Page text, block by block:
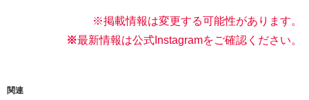
※掲載情報は変更する可能性があります。
※最新情報は公式Instagramをご確認く ださい。
関連